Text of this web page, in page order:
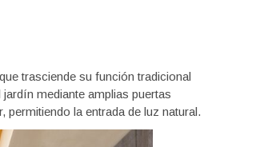
trasciende su función tradicional
mediante amplias puertas
permitiendo la entrada de luz natural.